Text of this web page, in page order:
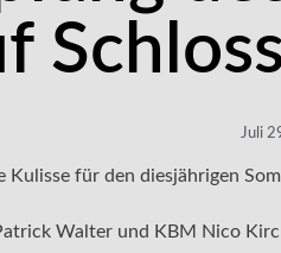
Juli
für den diesjährigen
Walter und KBM Nico